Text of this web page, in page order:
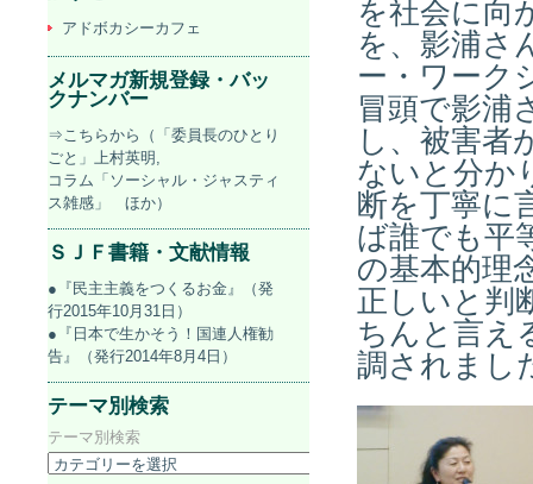
を社会に向
を、影浦さ
ー・ワーク
冒頭で影浦
し、被害者
ないと分か
断を丁寧に
ば誰でも平
の基本的理
正しいと判
ちんと言え
調されまし
アドボカシーカフェ
メルマガ新規登録・バッ
クナンバー
⇒こちらから（「委員長のひとり
ごと」上村英明,
コラム「ソーシャル・ジャスティ
ス雑感」 ほか）
ＳＪＦ書籍・文献情報
●『民主主義をつくるお金』（発
行2015年10月31日）
●『日本で生かそう！国連人権勧
告』（発行2014年8月4日）
テーマ別検索
テーマ別検索